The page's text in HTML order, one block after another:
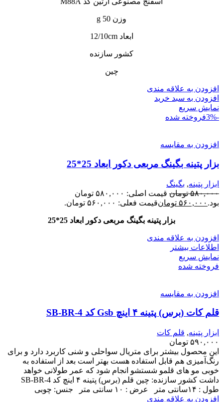
وزن 50 g
ابعاد 12/10cm
کشور سازنده
چین
افزودن به علاقه مندی
افزودن به سبد خرید
نمایش سریع
-3%
فروخته شده
افزودن به مقایسه
بزار پتینه بگینگ مربعی دکور ابعاد 25*25
ابزار پتینه, بگینگ
۵۸۰,۰۰۰ تومان
قیمت اصلی: ۵۸۰,۰۰۰ تومان
بود. ۵۶۰,۰۰۰ تومانقیمت فعلی: ۵۶۰,۰۰۰ تومان.
بزار پتینه بگینگ مربعی دکور ابعاد 25*25
افزودن به علاقه مندی
اطلاعات بیشتر
نمایش سریع
فروخته شده
افزودن به مقایسه
قلم کات (برس) پتینه ۴ اینچ Gsb کد SB-BR-4
ابزار پتینه, قلم کات
۵۹۰,۰۰۰ تومان
این محصول بیشتر برای متریال سواحلی و شنی کاربرد دارد و برای
رنگ‌آمیزی هم قابل استفاده هست بهتر است بعد از استفاده به
خوبی مو های قلمو شستشو انجام شود که عمر طولانی خواهد
طول : ۱۴سانتی متر عرض : ۱۰ سانتی متر جنس: چوبی
افزودن به علاقه مندی